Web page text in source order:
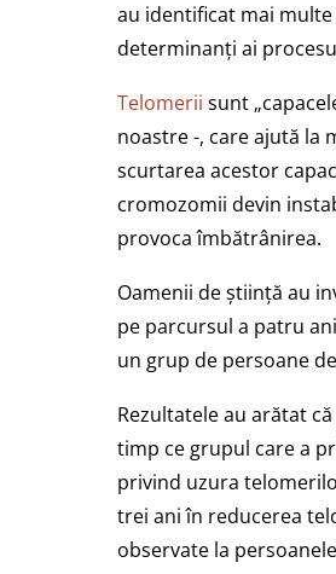
au identificat mai
determinanți ai
Telomerii sunt
noastre -, care ajută la
scurtarea acestor
cromozomii devin
provoca îmbătrânirea.
Oamenii de știință au
pe parcursul a patru
un grup de persoane
Rezultatele au arătat
timp ce grupul care a
privind uzura
trei ani în reducerea
observate la